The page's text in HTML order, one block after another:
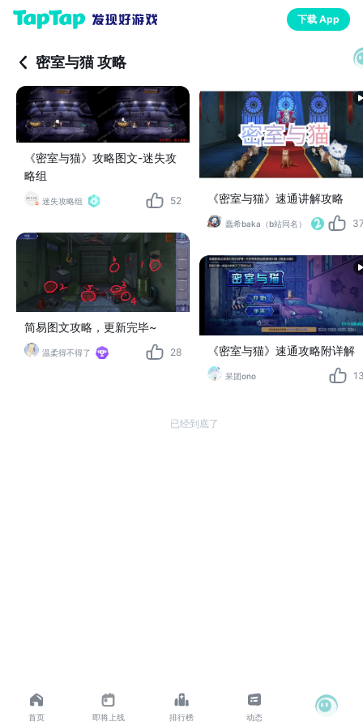
下载 App
密室与猫 攻略
《密室与猫》攻略图文-迷失攻
略组
迷失攻略组 52
简易图文攻略，更新完毕~
温柔得不得了 28
《密室与猫》速通讲解攻略
蠢希baka（b站同名）
《密室与猫》速通攻略附详解
呆团ono
已经到底了
首页 即将上线 排行榜 动态